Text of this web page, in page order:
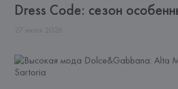
Dress Code: сезон
27 июля 2026